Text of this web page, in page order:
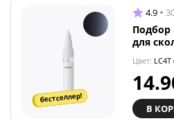
бестселлер!
4.9
Подбор
для
Цвет:
В